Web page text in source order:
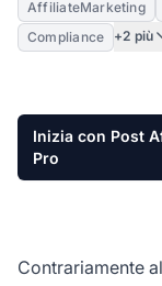
AffiliateMarketing
Compliance
+2 più
Inizia con Post
Pro
Contrariamente